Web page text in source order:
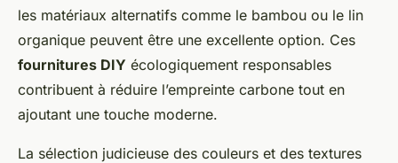
les matériaux alternatifs comme le bambou ou le lin
organique peuvent être une excellente option. Ces
fournitures DIY écologiquement responsables
contribuent à réduire l’empreinte carbone tout en
ajoutant une touche moderne.
La sélection judicieuse des couleurs et des textures